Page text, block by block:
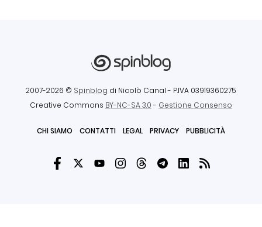
2007-2026 © Spinblog di Nicolò Canal - P.IVA 03919360275
Creative Commons BY-NC-SA 3.0- Gestione Consenso
CHI SIAMO CONTATTI LEGAL PRIVACY PUBBLICITÀ